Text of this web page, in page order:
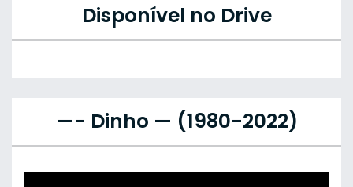
Disponível no Drive
—- Dinho — (1980-2022)